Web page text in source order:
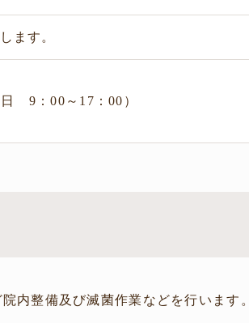
ます。
9：00～17：00）
内整備及び滅菌作業などを行います。